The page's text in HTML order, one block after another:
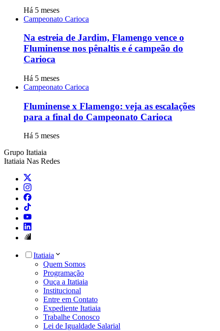
Há 5 meses
Campeonato Carioca
Na estreia de Jardim, Flamengo vence o
Fluminense nos pênaltis e é campeão do
Carioca
Há 5 meses
Campeonato Carioca
Fluminense x Flamengo: veja as escalações
para a final do Campeonato Carioca
Há 5 meses
Grupo Itatiaia
Itatiaia Nas Redes
Itatiaia
Quem Somos
Programação
Ouça a Itatiaia
Institucional
Entre em Contato
Expediente Itatiaia
Trabalhe Conosco
Lei de Igualdade Salarial